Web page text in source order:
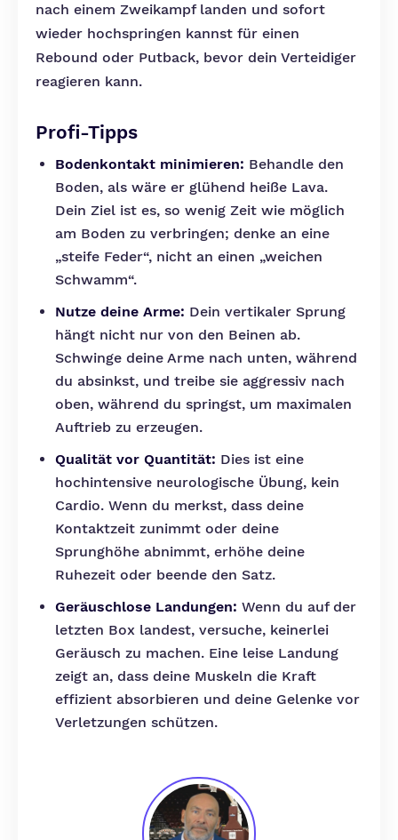
nach einem Zweikampf landen und sofort
wieder hochspringen kannst für einen
Rebound oder Putback, bevor dein Verteidiger
reagieren kann.
Profi-Tipps
Bodenkontakt minimieren: Behandle den
Boden, als wäre er glühend heiße Lava.
Dein Ziel ist es, so wenig Zeit wie möglich
am Boden zu verbringen; denke an eine
„steife Feder“, nicht an einen „weichen
Schwamm“.
Nutze deine Arme: Dein vertikaler Sprung
hängt nicht nur von den Beinen ab.
Schwinge deine Arme nach unten, während
du absinkst, und treibe sie aggressiv nach
oben, während du springst, um maximalen
Auftrieb zu erzeugen.
Qualität vor Quantität: Dies ist eine
hochintensive neurologische Übung, kein
Cardio. Wenn du merkst, dass deine
Kontaktzeit zunimmt oder deine
Sprunghöhe abnimmt, erhöhe deine
Ruhezeit oder beende den Satz.
Geräuschlose Landungen: Wenn du auf der
letzten Box landest, versuche, keinerlei
Geräusch zu machen. Eine leise Landung
zeigt an, dass deine Muskeln die Kraft
effizient absorbieren und deine Gelenke vor
Verletzungen schützen.